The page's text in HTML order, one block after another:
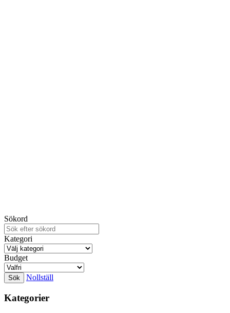
Sökord
Kategori
Budget
Nollställ
Kategorier